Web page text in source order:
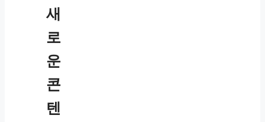
새
로
운
콘
텐